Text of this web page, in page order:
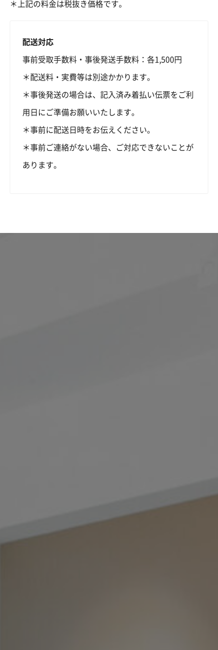
＊上記の料金は税抜き価格です。
配送対応
事前受取手数料・事後発送手数料：各1,500円
＊配送料・実費等は別途かかります。
＊事後発送の場合は、記入済み着払い伝票をご利
用日にご準備お願いいたします。
＊事前に配送日時をお伝えください。
＊事前ご連絡がない場合、ご対応できないことが
あります。